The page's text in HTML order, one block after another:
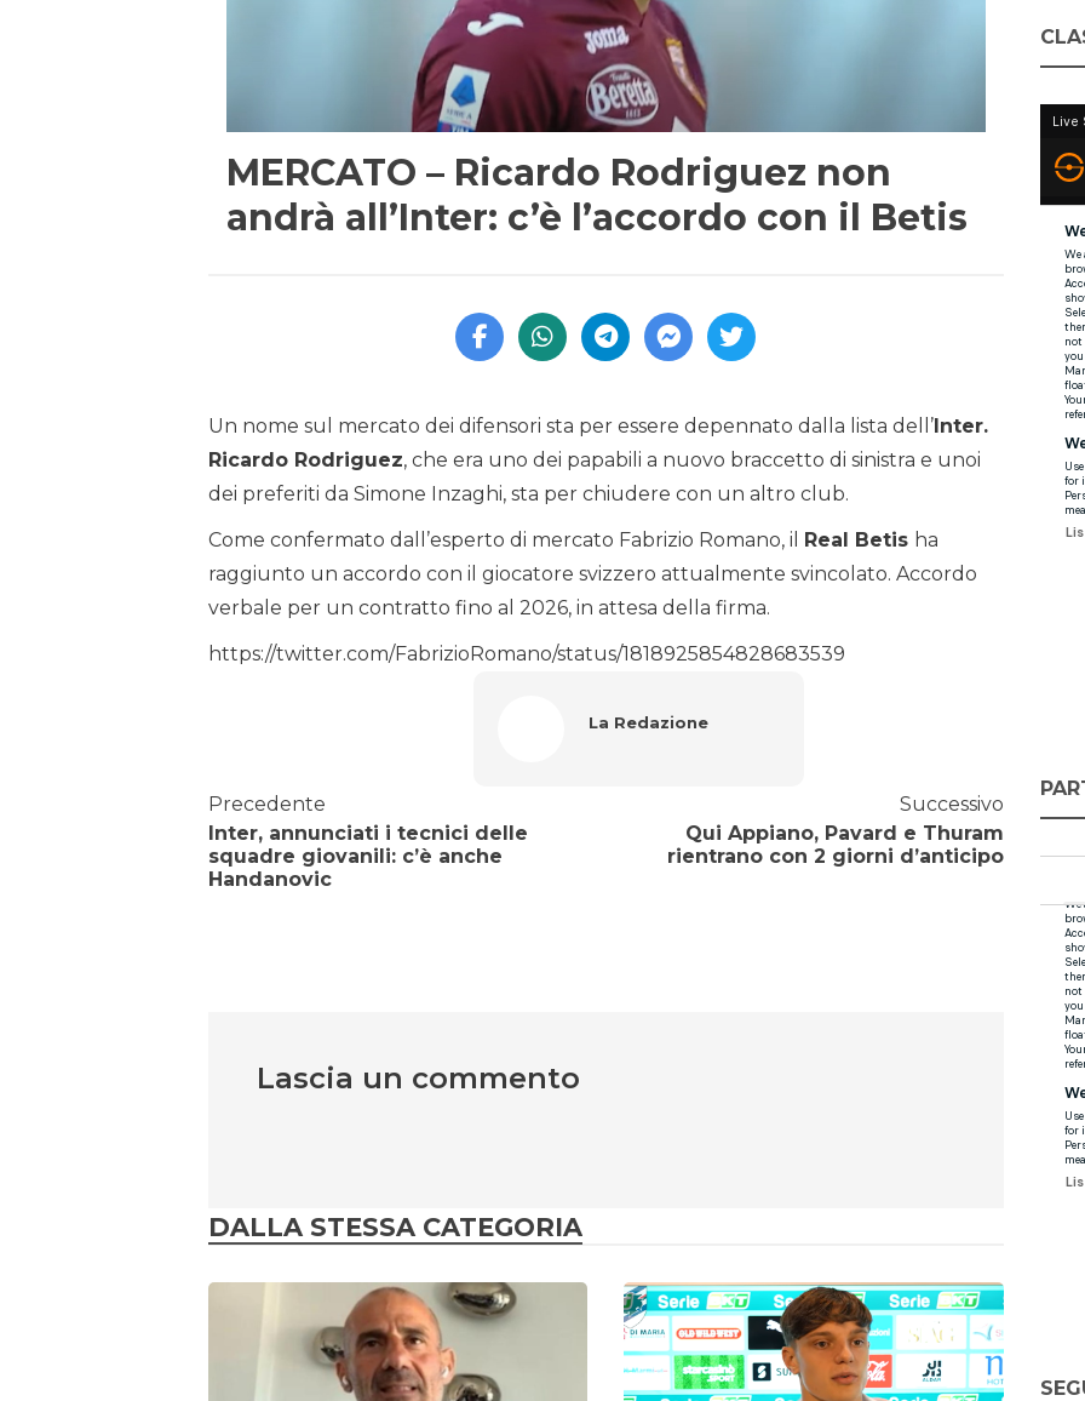
MERCATO – Ricardo Rodriguez non
andrà all’Inter: c’è l’accordo con il Betis
Un nome sul mercato dei difensori sta per essere depennato dalla lista dell’ Inter.
Ricardo Rodriguez, che era uno dei papabili a nuovo braccetto di sinistra e unoi
dei preferiti da Simone Inzaghi, sta per chiudere con un altro club.
Come confermato dall’esperto di mercato Fabrizio Romano, il
Real Betis ha
raggiunto un accordo con il giocatore svizzero attualmente svincolato. Accordo
verbale per un contratto fino al 2026, in attesa della firma.
https://twitter.com/FabrizioRomano/status/1818925854828683539
La Redazione
Precedente
Inter, annunciati i tecnici delle
squadre giovanili: c’è anche
Handanovic
Successivo
Qui Appiano, Pavard e Thuram
rientrano con 2 giorni d’anticipo
Lascia un commento
DALLA STESSA CATEGORIA